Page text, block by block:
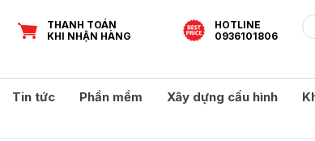
THANH TOÁN
KHI NHẬN HÀNG
HOTLINE
0936101806
Tin tức Phần mềm Xây dựng cấu hình